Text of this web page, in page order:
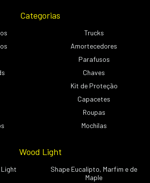
Categorias
Trucks
Amortecedores
Parafusos
Chaves
Kit de Proteção
Capacetes
Roupas
Mochilas
Wood Light
Light
Shape Eucalipto, Marfim e de
Maple